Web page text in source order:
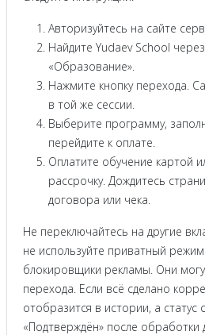
Авторизуйтесь на сайте
Найдите Yudaev School
«Образование».
Нажмите кнопку перехода.
в той же сессии.
Выберите программу,
перейдите к оплате.
Оплатите обучение картой
рассрочку. Дождитесь
договора или чека.
Не переключайтесь на другие
не используйте приватный
блокировщики рекламы. Они
перехода. Если всё сделано
отобразится в истории, а статус
«Подтверждён» после обработки